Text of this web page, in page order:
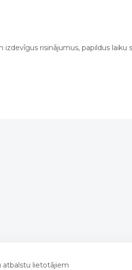
risinājumus, papildus laiku
atbalstu lietotājiem